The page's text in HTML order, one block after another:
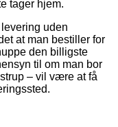
tager hjem.
uden
at man bestiller for
den billigste
til om man bor
– vil være at få